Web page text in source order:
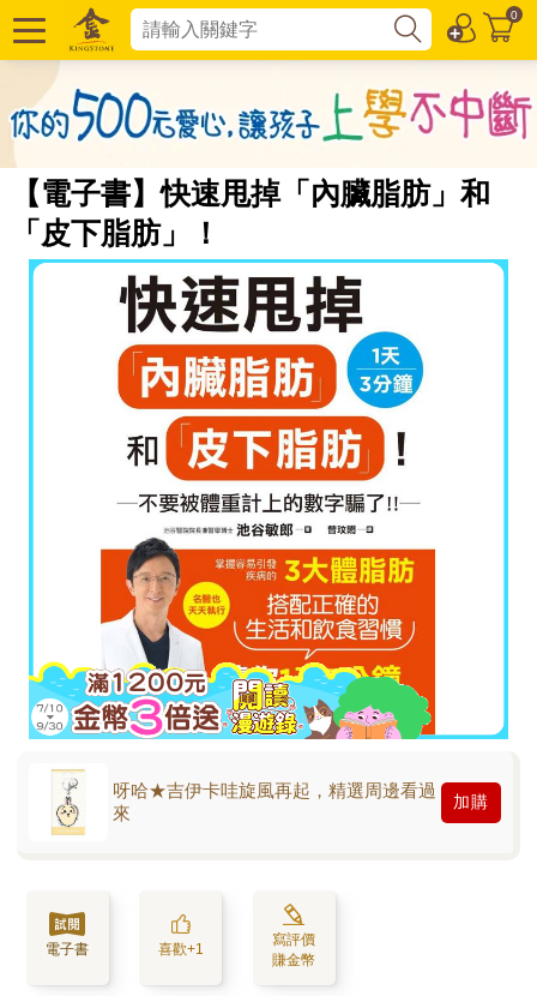
0
【電子書】快速甩掉「內臟脂肪」和
「皮下脂肪」！
呀哈★吉伊卡哇旋風再起，精選周邊看過
來
加購
電子書 喜歡+1
寫評價
賺金幣